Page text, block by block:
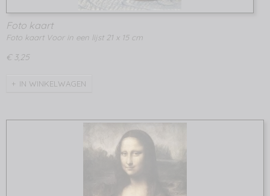
Foto kaart
Foto kaart Voor in een lijst 21 x 15 cm
€ 3,25
IN WINKELWAGEN